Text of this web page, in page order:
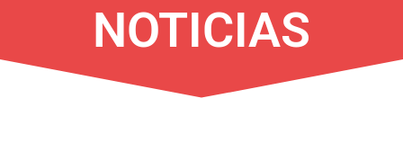
NOTICIAS